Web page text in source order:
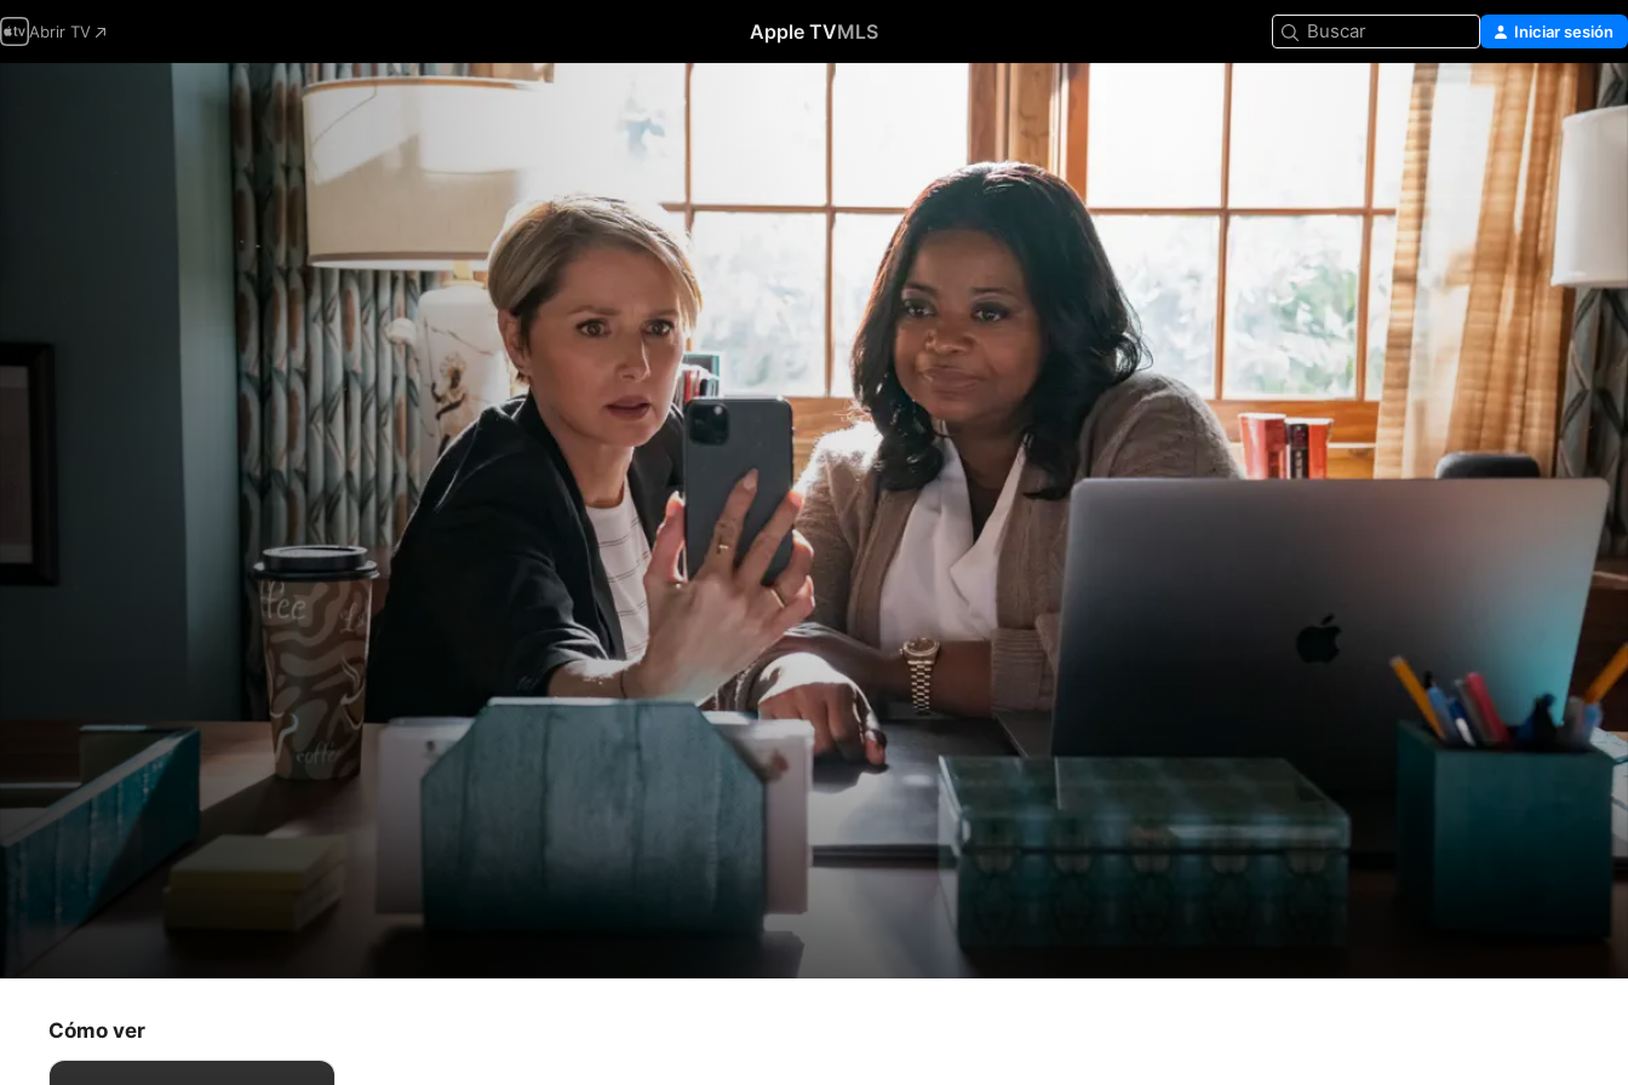
Abrir TV Apple TVMLS Buscar Iniciar sesión
Si los deseos fueran caballos
Drama
Cómo ver